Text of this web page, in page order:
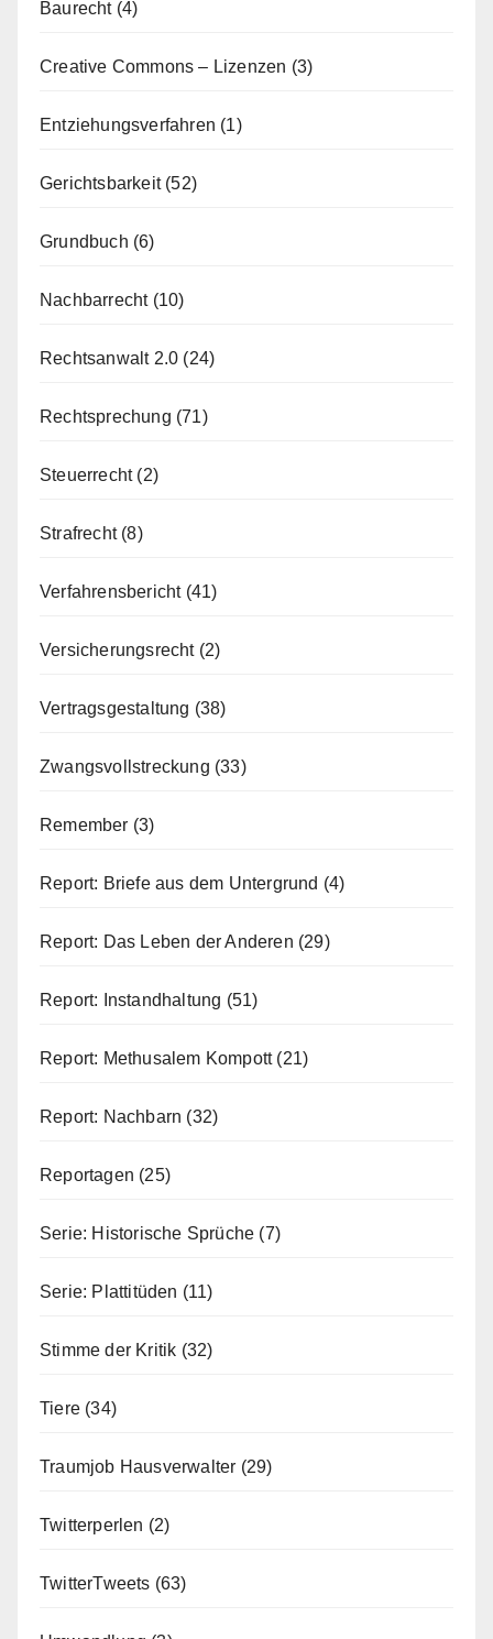
Baurecht(4)
Creative Commons – Lizenzen (3)
Entziehungsverfahren (1)
Gerichtsbarkeit(52)
Grundbuch (6)
Nachbarrecht(10)
Rechtsanwalt 2.0 (24)
Rechtsprechung (71)
Steuerrecht(2)
Strafrecht(8)
Verfahrensbericht(41)
Versicherungsrecht(2)
Vertragsgestaltung (38)
Zwangsvollstreckung (33)
Remember (3)
Report: Briefe aus dem Untergrund (4)
Report: Das Leben der Anderen (29)
Report: Instandhaltung (51)
Report: Methusalem Kompott(21)
Report: Nachbarn (32)
Reportagen (25)
Serie: Historische Sprüche (7)
Serie: Plattitüden (11)
Stimme der Kritik (32)
Tiere (34)
Traumjob Hausverwalter (29)
Twitterperlen (2)
TwitterTweets (63)